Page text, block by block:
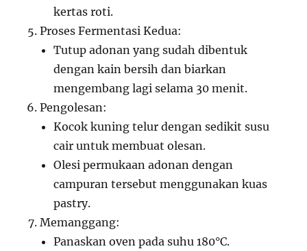
kertas roti.
Proses Fermentasi Kedua:
Tutup adonan yang sudah dibentuk
dengan kain bersih dan biarkan
mengembang lagi selama 30 menit.
Pengolesan:
Kocok kuning telur dengan sedikit susu
cair untuk membuat olesan.
Olesi permukaan adonan dengan
campuran tersebut menggunakan kuas
pastry.
Memanggang:
Panaskan oven pada suhu 180°C.